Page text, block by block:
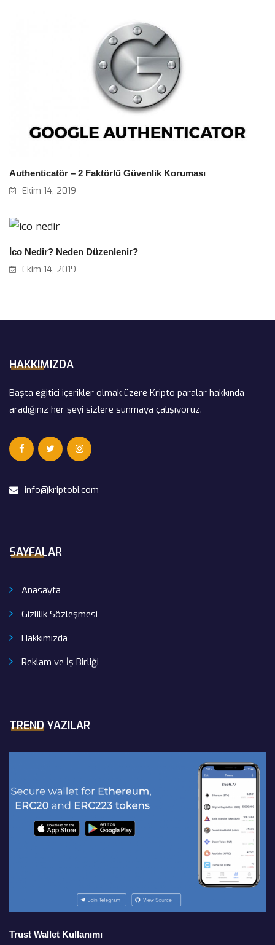
Authenticatör – 2 Faktörlü Güvenlik Koruması
Ekim 14, 2019
İco Nedir? Neden Düzenlenir?
Ekim 14, 2019
HAKKIMIZDA
Başta eğitici içerikler olmak üzere Kripto paralar hakkında
aradığınız her şeyi sizlere sunmaya çalışıyoruz.
info@kriptobi.com
SAYFALAR
Anasayfa
Gizlilik Sözleşmesi
Hakkımızda
Reklam ve İş Birliği
TREND YAZILAR
Trust Wallet Kullanımı